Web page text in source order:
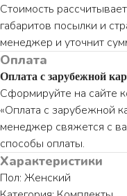
Стоимость
габаритов посылки и
менеджер и уточнит
Оплата
Оплата с зарубежной
Сформируйте на сайте
«Оплата с зарубежной
менеджер свяжется с
способы оплаты.
Характеристики
Пол: Женский